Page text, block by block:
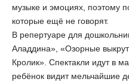
музыке и эмоциях, поэтому
которые ещё не говорят.
В репертуаре для
Аладдина», «Озорные
Кролик». Спектакли идут в
ребёнок видит мельчайшие